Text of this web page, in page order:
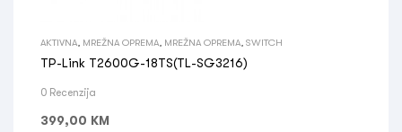
AKTIVNA MREŽNA OPREMA MREŽNA OPREMA SWITCH
TP-Link T2600G-18TS(TL-SG3216)
0 Recenzija
399,00 KM